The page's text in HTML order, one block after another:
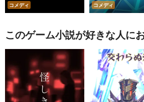
コメディ コメディ
このゲーム小説が好きな人に